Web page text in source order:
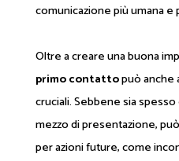
comunicazione più umana e
Oltre a creare una buona
primo contattopuò anche
cruciali. Sebbene sia
mezzo di presentazione,
per azioni future, come